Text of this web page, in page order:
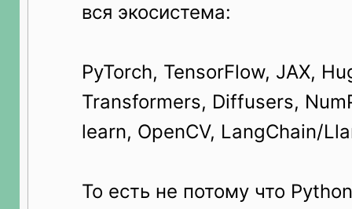
вся экосистема:
PyTorch, TensorFlow, JAX,
Transformers, Diffusers,
learn, OpenCV, LangChain/
То есть не потому что